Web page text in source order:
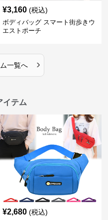
¥3,160 (税込)
ボディバッグ スマート街歩きウ
エストポーチ
一覧へ ›
イテム
¥2,680 (税込)